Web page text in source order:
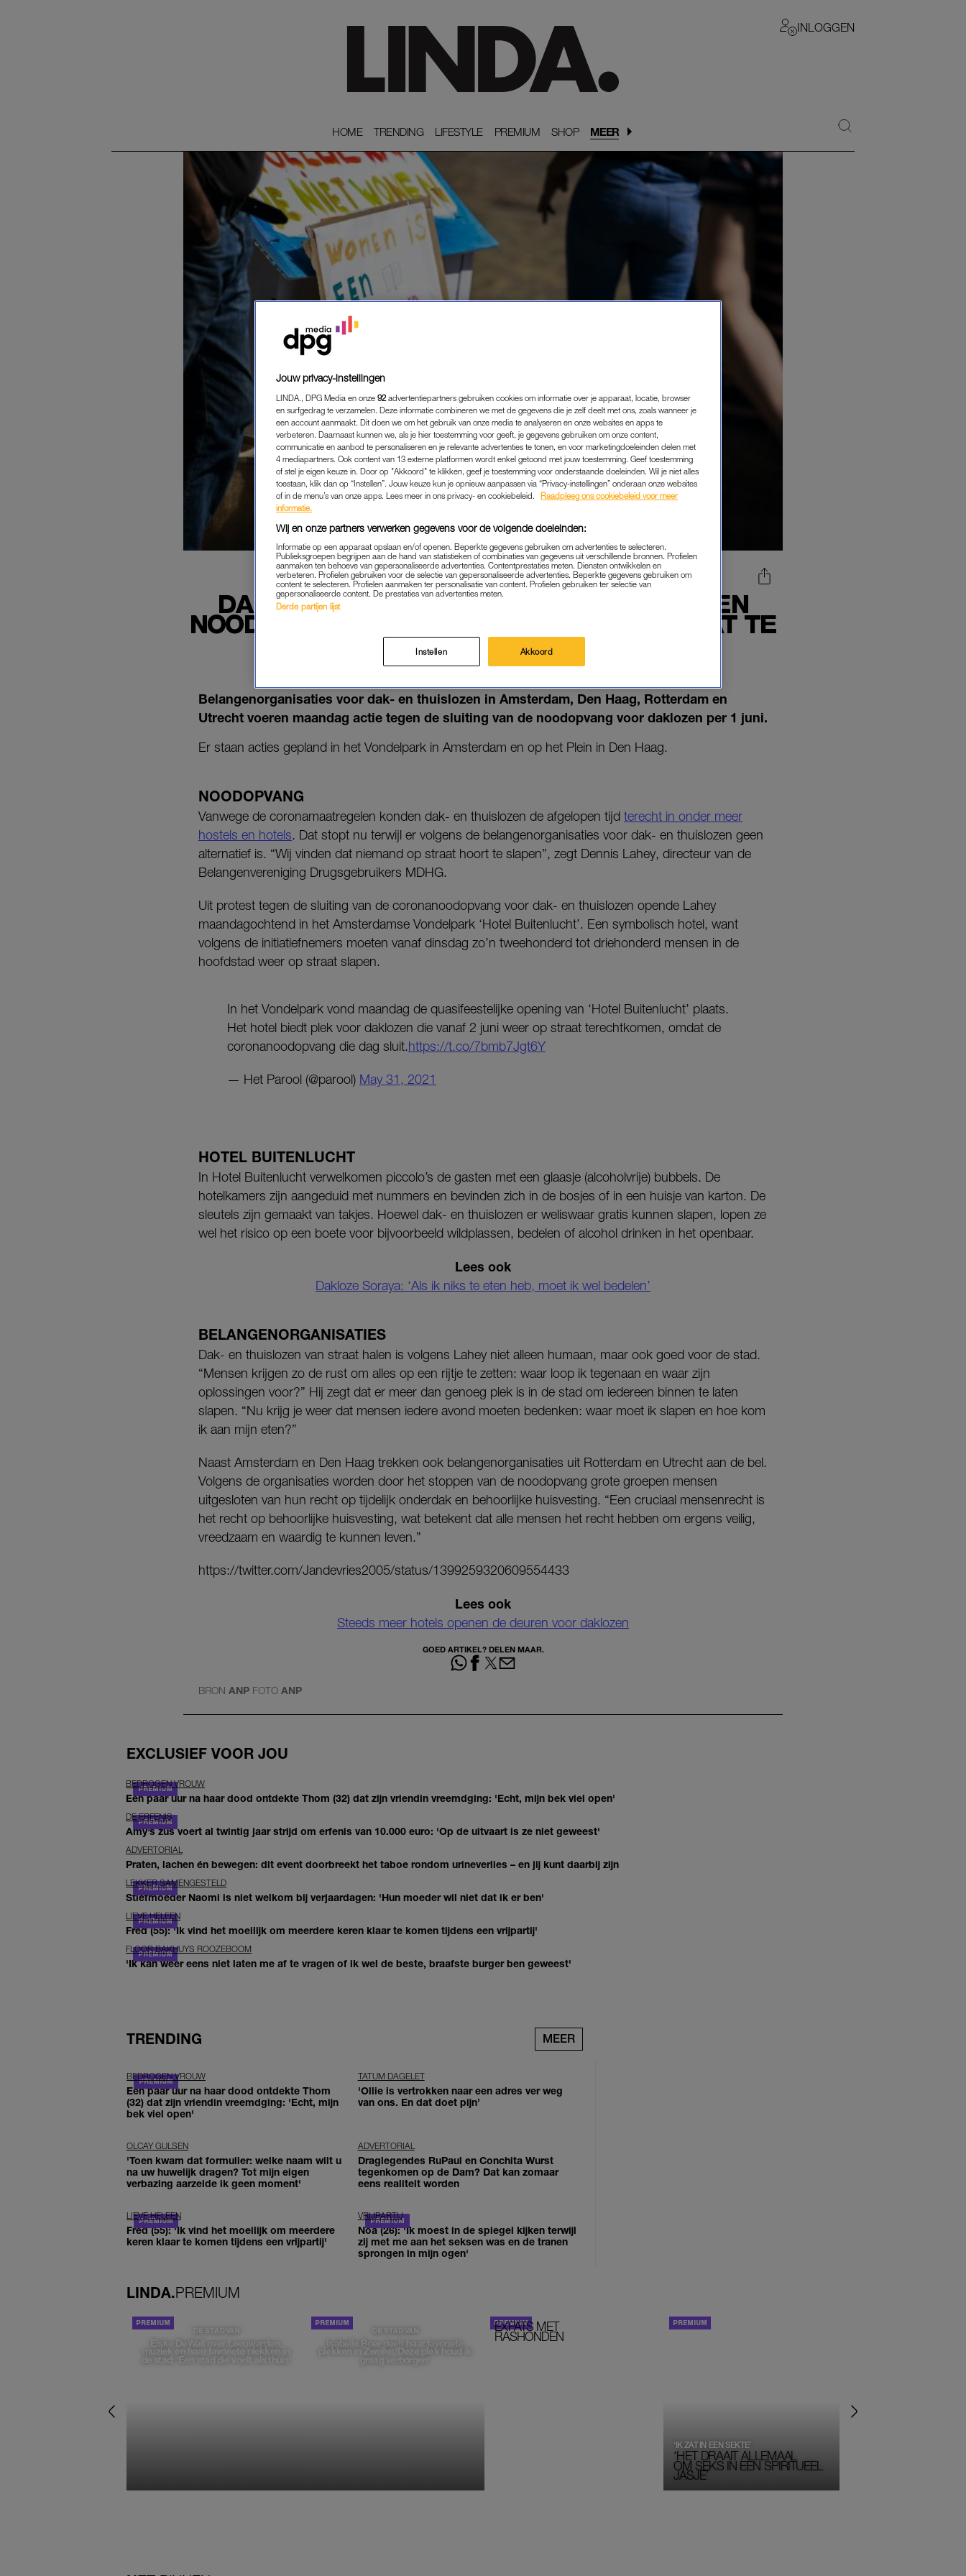
INLOGGEN
HOME
HOME TRENDING
TRENDING LIFESTYLE
LIFESTYLE PREMIUM
PREMIUM SHOP
SHOP MEER
DAKLOZEN VOEREN ACTIE TEGEN SLUITEN
NOODOPVANG: 'NIEMAND HOORT OP STRAAT TE
SLAPEN'
BINNENLAND|LINDA.
31-05-2021 | ISABEL OCKERS
Belangenorganisaties voor dak- en thuislozen in Amsterdam, Den Haag, Rotterdam en
Utrecht voeren maandag actie tegen de sluiting van de noodopvang voor daklozen per 1 juni.
Er staan acties gepland in het Vondelpark in Amsterdam en op het Plein in Den Haag.
NOODOPVANG
Vanwege de coronamaatregelen konden dak- en thuislozen de afgelopen tijd terecht in onder meer
hostels en hotels. Dat stopt nu terwijl er volgens de belangenorganisaties voor dak- en thuislozen geen
alternatief is. “Wij vinden dat niemand op straat hoort te slapen”, zegt Dennis Lahey, directeur van de
Belangenvereniging Drugsgebruikers MDHG.
Uit protest tegen de sluiting van de coronanoodopvang voor dak- en thuislozen opende Lahey
maandagochtend in het Amsterdamse Vondelpark ‘Hotel Buitenlucht’. Een symbolisch hotel, want
volgens de initiatiefnemers moeten vanaf dinsdag zo’n tweehonderd tot driehonderd mensen in de
hoofdstad weer op straat slapen.
In het Vondelpark vond maandag de quasifeestelijke opening van ‘Hotel Buitenlucht’ plaats.
Het hotel biedt plek voor daklozen die vanaf 2 juni weer op straat terechtkomen, omdat de
coronanoodopvang die dag sluit.https://t.co/7bmb7Jgt6Y
— Het Parool (@parool) May 31, 2021
HOTEL BUITENLUCHT
In Hotel Buitenlucht verwelkomen piccolo’s de gasten met een glaasje (alcoholvrije) bubbels. De
hotelkamers zijn aangeduid met nummers en bevinden zich in de bosjes of in een huisje van karton. De
sleutels zijn gemaakt van takjes. Hoewel dak- en thuislozen er weliswaar gratis kunnen slapen, lopen ze
wel het risico op een boete voor bijvoorbeeld wildplassen, bedelen of alcohol drinken in het openbaar.
Lees ook
Dakloze Soraya: ‘Als ik niks te eten heb, moet ik wel bedelen’
BELANGENORGANISATIES
Dak- en thuislozen van straat halen is volgens Lahey niet alleen humaan, maar ook goed voor de stad.
“Mensen krijgen zo de rust om alles op een rijtje te zetten: waar loop ik tegenaan en waar zijn
oplossingen voor?” Hij zegt dat er meer dan genoeg plek is in de stad om iedereen binnen te laten
slapen. “Nu krijg je weer dat mensen iedere avond moeten bedenken: waar moet ik slapen en hoe kom
ik aan mijn eten?”
Naast Amsterdam en Den Haag trekken ook belangenorganisaties uit Rotterdam en Utrecht aan de bel.
Volgens de organisaties worden door het stoppen van de noodopvang grote groepen mensen
uitgesloten van hun recht op tijdelijk onderdak en behoorlijke huisvesting. “Een cruciaal mensenrecht is
het recht op behoorlijke huisvesting, wat betekent dat alle mensen het recht hebben om ergens veilig,
vreedzaam en waardig te kunnen leven.”
https://twitter.com/Jandevries2005/status/1399259320609554433
Lees ook
Steeds meer hotels openen de deuren voor daklozen
GOED ARTIKEL? DELEN MAAR.
BRON ANP FOTO ANP
EXCLUSIEF VOOR JOU
BEDROGEN VROUW
Een paar uur na haar dood ontdekte Thom (32) dat zijn vriendin vreemdging: 'Echt, mijn bek viel open'
DE ERFENIS
Amy’s zus voert al twintig jaar strijd om erfenis van 10.000 euro: 'Op de uitvaart is ze niet geweest'
ADVERTORIAL
Praten, lachen én bewegen: dit event doorbreekt het taboe rondom urineverlies – en jij kunt daarbij zijn
LEKKER SAMENGESTELD
Stiefmoeder Naomi is niet welkom bij verjaardagen: 'Hun moeder wil niet dat ik er ben'
LIEVE HELEEN
Fred (55): 'Ik vind het moeilijk om meerdere keren klaar te komen tijdens een vrijpartij'
FLOOR BAKHUYS ROOZEBOOM
'Ik kan weer eens niet laten me af te vragen of ik wel de beste, braafste burger ben geweest'
TRENDING MEER
BEDROGEN VROUW
Een paar uur na haar dood ontdekte Thom
(32) dat zijn vriendin vreemdging: 'Echt, mijn
bek viel open'
TATUM DAGELET
'Ollie is vertrokken naar een adres ver weg
van ons. En dat doet pijn’
OLCAY GULSEN
'Toen kwam dat formulier: welke naam wilt u
na uw huwelijk dragen? Tot mijn eigen
verbazing aarzelde ik geen moment'
ADVERTORIAL
Draglegendes RuPaul en Conchita Wurst
tegenkomen op de Dam? Dat kan zomaar
eens realiteit worden
LIEVE HELEEN
Fred (55): 'Ik vind het moeilijk om meerdere
keren klaar te komen tijdens een vrijpartij'
VRIJPARTIJ
Noa (26): 'Ik moest in de spiegel kijken terwijl
zij met me aan het seksen was en de tranen
sprongen in mijn ogen'
LINDA.PREMIUM
DE STAD VAN
Elske DeWall over Leeuwarden,
muziek en haar favoriete plekken in
de stad: 'Een stad die voelt als thuis'
DE STAD VAN
Isabelle Boer deelt haar favoriete
plekken in Zwolle: 'Deze plek houd ik
graag verborgen'
EXPATS MET
RASHONDEN
‘HET DRAAIT ALLEMAAL
OM SEKS IN EEN SPIRITUEEL
JASJE’
‘IK ZAT IN EEN SEKTE’
Jouw privacy-instellingen
LINDA., DPG Media en onze 92 advertentiepartners gebruiken cookies om informatie over je apparaat, locatie, browser
en surfgedrag te verzamelen. Deze informatie combineren we met de gegevens die je zelf deelt met ons, zoals wanneer je
een account aanmaakt. Dit doen we om het gebruik van onze media te analyseren en onze websites en apps te
verbeteren. Daarnaast kunnen we, als je hier toestemming voor geeft, je gegevens gebruiken om onze content,
communicatie en aanbod te personaliseren en je relevante advertenties te tonen, en voor marketingdoeleinden delen met
4 mediapartners. Ook content van 13 externe platformen wordt enkel getoond met jouw toestemming. Geef toestemming
of stel je eigen keuze in. Door op "Akkoord" te klikken, geef je toestemming voor onderstaande doeleinden. Wil je niet alles
toestaan, klik dan op “Instellen”. Jouw keuze kun je opnieuw aanpassen via “Privacy-instellingen” onderaan onze websites
of in de menu’s van onze apps. Lees meer in ons privacy- en cookiebeleid.
Raadpleeg ons cookiebeleid voor meer
informatie.
Wij en onze partners verwerken gegevens voor de volgende doeleinden:
Informatie op een apparaat opslaan en/of openen. Beperkte gegevens gebruiken om advertenties te selecteren.
Publieksgroepen begrijpen aan de hand van statistieken of combinaties van gegevens uit verschillende bronnen. Profielen
aanmaken ten behoeve van gepersonaliseerde advertenties. Contentprestaties meten. Diensten ontwikkelen en
verbeteren. Profielen gebruiken voor de selectie van gepersonaliseerde advertenties. Beperkte gegevens gebruiken om
content te selecteren. Profielen aanmaken ter personalisatie van content. Profielen gebruiken ter selectie van
gepersonaliseerde content. De prestaties van advertenties meten.
Derde partijen lijst
Instellen Akkoord